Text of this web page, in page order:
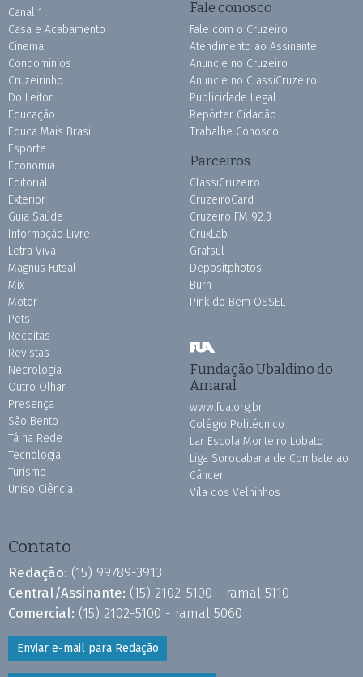
Canal 1
Casa e Acabamento
Cinema
Condomínios
Cruzeirinho
Do Leitor
Educação
Educa Mais Brasil
Esporte
Economia
Editorial
Exterior
Guia Saúde
Informação Livre
Letra Viva
Magnus Futsal
Mix
Motor
Pets
Receitas
Revistas
Necrologia
Outro Olhar
Presença
São Bento
Tá na Rede
Tecnologia
Turismo
Uniso Ciência
Fale conosco
Fale com o Cruzeiro
Atendimento ao Assinante
Anuncie no Cruzeiro
Anuncie no ClassiCruzeiro
Publicidade Legal
Repórter Cidadão
Trabalhe Conosco
Parceiros
ClassiCruzeiro
CruzeiroCard
Cruzeiro FM 92.3
CruxLab
Grafsul
Depositphotos
Burh
Pink do Bem OSSEL
Fundação Ubaldino do
Amaral
www.fua.org.br
Colégio Politécnico
Lar Escola Monteiro Lobato
Liga Sorocabana de Combate ao
Câncer
Vila dos Velhinhos
Contato
Redação: (15) 99789-3913
Central/Assinante: (15) 2102-5100 - ramal 5110
Comercial: (15) 2102-5100 - ramal 5060
Enviar e-mail para Redação